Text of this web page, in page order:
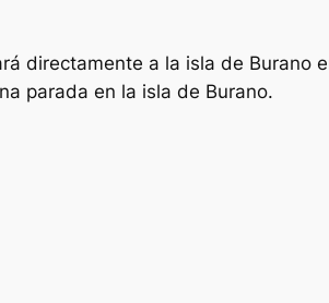
directamente a la isla de Burano
parada en la isla de Burano.